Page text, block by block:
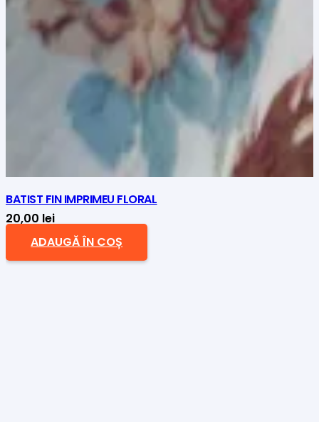
BATIST FIN IMPRIMEU FLORAL
20,00 lei
ADAUGĂ ÎN COȘ